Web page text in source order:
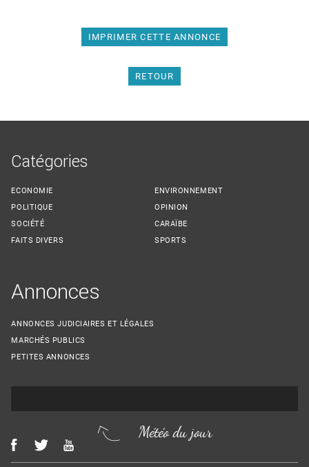
IMPRIMER CETTE ANNONCE
RETOUR
Catégories
ECONOMIE
POLITIQUE
SOCIÉTÉ
FAITS DIVERS
ENVIRONNEMENT
OPINION
CARAÏBE
SPORTS
Annonces
ANNONCES JUDICIAIRES ET LÉGALES
MARCHÉS PUBLICS
PETITES ANNONCES
Météo du jour